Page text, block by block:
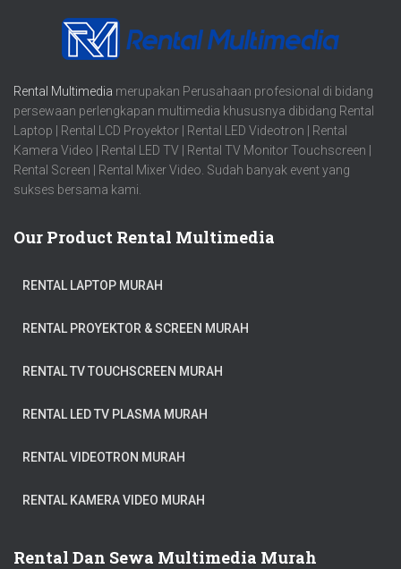
Rental Multimedia merupakan Perusahaan profesional di bidang
persewaan perlengkapan multimedia khususnya dibidang Rental
Laptop | Rental LCD Proyektor | Rental LED Videotron | Rental
Kamera Video | Rental LED TV | Rental TV Monitor Touchscreen |
Rental Screen | Rental Mixer Video. Sudah banyak event yang
sukses bersama kami.
Our Product Rental Multimedia
RENTAL LAPTOP MURAH
RENTAL PROYEKTOR & SCREEN MURAH
RENTAL TV TOUCHSCREEN MURAH
RENTAL LED TV PLASMA MURAH
RENTAL VIDEOTRON MURAH
RENTAL KAMERA VIDEO MURAH
Rental Dan Sewa Multimedia Murah